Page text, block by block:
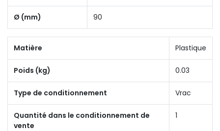
Ø (mm) 90
Matière Plastique
Poids (kg) 0.03
Type de conditionnement Vrac
Quantité dans le conditionnement de
vente
1